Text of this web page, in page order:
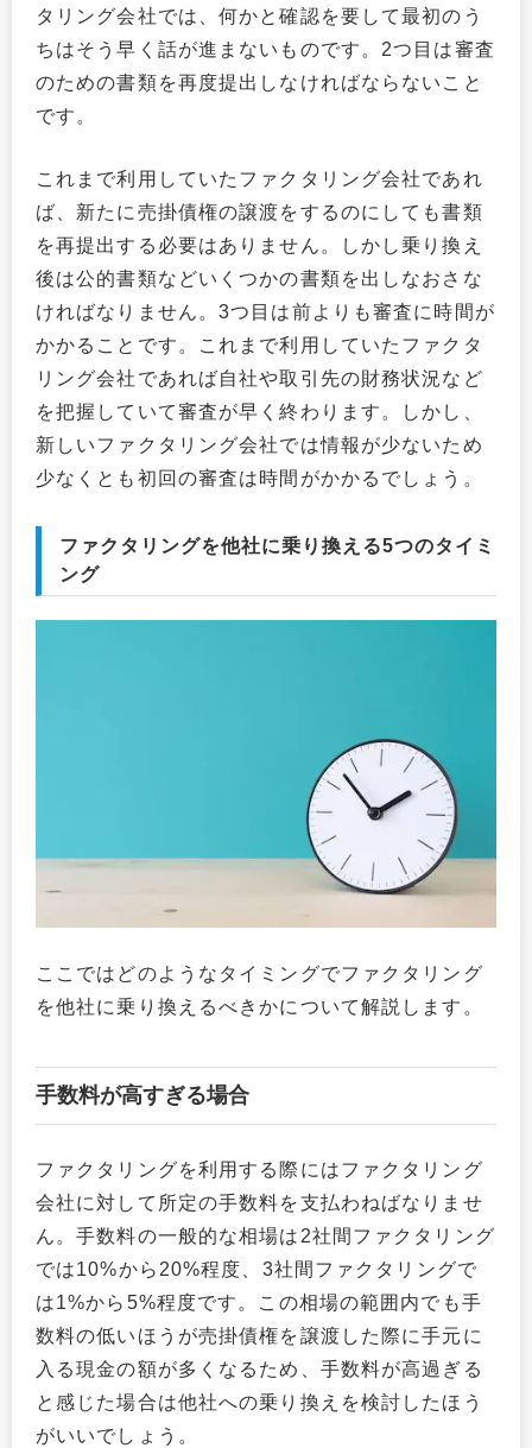
タリング会社では、何かと確認を要して最初のう
ちはそう早く話が進まないものです。2つ目は審査
のための書類を再度提出しなければならないこと
です。
これまで利用していたファクタリング会社であれ
ば、新たに売掛債権の譲渡をするのにしても書類
を再提出する必要はありません。しかし乗り換え
後は公的書類などいくつかの書類を出しなおさな
ければなりません。3つ目は前よりも審査に時間が
かかることです。これまで利用していたファクタ
リング会社であれば自社や取引先の財務状況など
を把握していて審査が早く終わります。しかし、
新しいファクタリング会社では情報が少ないため
少なくとも初回の審査は時間がかかるでしょう。
ファクタリングを他社に乗り換える5つのタイミ
ング
ここではどのようなタイミングでファクタリング
を他社に乗り換えるべきかについて解説します。
手数料が高すぎる場合
ファクタリングを利用する際にはファクタリング
会社に対して所定の手数料を支払わねばなりませ
ん。手数料の一般的な相場は2社間ファクタリング
では10%から20%程度、3社間ファクタリングで
は1%から5%程度です。この相場の範囲内でも手
数料の低いほうが売掛債権を譲渡した際に手元に
入る現金の額が多くなるため、手数料が高過ぎる
と感じた場合は他社への乗り換えを検討したほう
がいいでしょう。